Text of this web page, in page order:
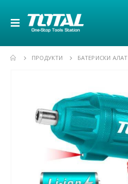
ПРОДУКТИ БАТЕРИСКИ АЛАТ